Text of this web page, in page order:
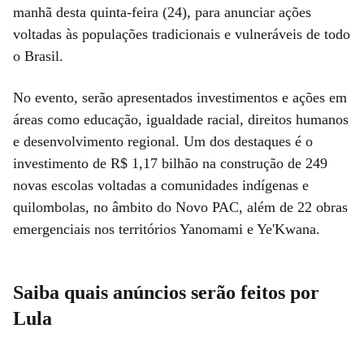
manhã desta quinta-feira (24), para anunciar ações
voltadas às populações tradicionais e vulneráveis de todo
o Brasil.
No evento, serão apresentados investimentos e ações em
áreas como educação, igualdade racial, direitos humanos
e desenvolvimento regional. Um dos destaques é o
investimento de R$ 1,17 bilhão na construção de 249
novas escolas voltadas a comunidades indígenas e
quilombolas, no âmbito do Novo PAC, além de 22 obras
emergenciais nos territórios Yanomami e Ye'Kwana.
Saiba quais anúncios serão feitos por
Lula